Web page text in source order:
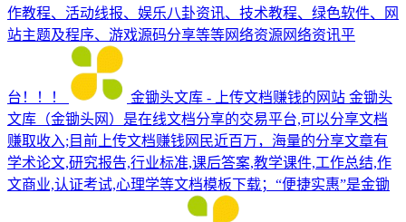
作教程、活动线报、娱乐八卦资讯、技术教程、绿色软件、网
站主题及程序、游戏源码分享等等网络资源网络资讯平
台！！！ 金锄头文库 - 上传文档赚钱的网站 金锄头
文库（金锄头网）是在线文档分享的交易平台,可以分享文档
赚取收入;目前上传文档赚钱网民近百万，海量的分享文章有
学术论文,研究报告,行业标准,课后答案,教学课件,工作总结,作
文商业,认证考试,心理学等文档模板下载；“便捷实惠”是金锄